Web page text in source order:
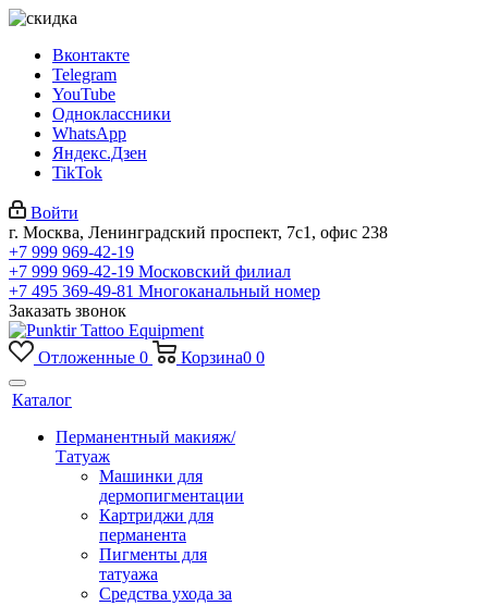
Вконтакте
Telegram
YouTube
Одноклассники
WhatsApp
Яндекс.Дзен
TikTok
Войти
г. Москва, Ленинградский проспект, 7с1, офис 238
+7 999 969-42-19
+7 999 969-42-19 Московский филиал
+7 495 369-49-81 Многоканальный номер
Заказать звонок
Отложенные 0 Корзина0 0
Каталог
Перманентный макияж/
Татуаж
Машинки для
дермопигментации
Картриджи для
перманента
Пигменты для
татуажа
Средства ухода за